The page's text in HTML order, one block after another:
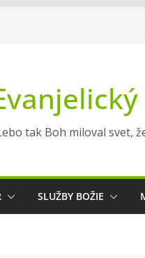
tak Boh miloval svet,
SLUŽBY BOŽIE